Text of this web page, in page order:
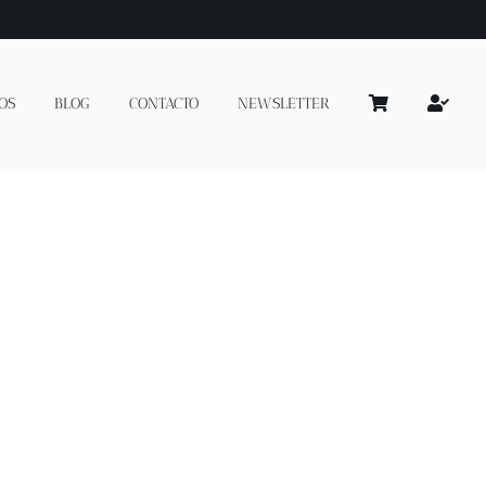
BLOG CONTACTO NEWSLETTER